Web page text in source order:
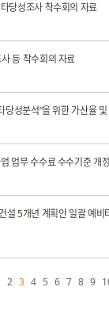
당성조사 착수회의 자료
등 착수회의 자료
당성분석”을 위한 가산율
업무 수수료 수수기준 개정
설 5개년 계획안 일괄 예비
2 3 4 5 6 7 8 9